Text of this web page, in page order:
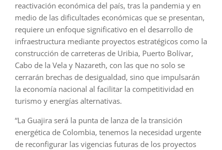
reactivación económica del país, tras la pandemia y en
medio de las dificultades económicas que se presentan,
requiere un enfoque significativo en el desarrollo de
infraestructura mediante proyectos estratégicos como la
construcción de carreteras de Uribia, Puerto Bolívar,
Cabo de la Vela y Nazareth, con las que no solo se
cerrarán brechas de desigualdad, sino que impulsarán
la economía nacional al facilitar la competitividad en
turismo y energías alternativas.
“La Guajira será la punta de lanza de la transición
energética de Colombia, tenemos la necesidad urgente
de reconfigurar las vigencias futuras de los proyectos